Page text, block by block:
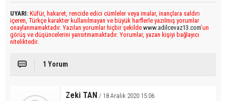
UYARI: Küfür, hakaret, rencide edici cümleler veya imalar, inançlara saldırı
içeren, Türkçe karakter kullanılmayan ve büyük harflerle yazılmış yorumlar
onaylanmamaktadır. Yazılan yorumlar hiçbir şekilde www.adilcevaz13.com’un
görüş ve düşüncelerini yansıtmamaktadır. Yorumlar, yazan kişiyi bağlayıcı
niteliktedir.
1 Yorum
Zeki TAN / 18 Aralık 2020 15:06